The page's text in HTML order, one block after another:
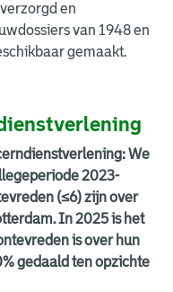
en
van 1948 en
gemaakt.
We
2023-
(≤6) zijn over
In 2025 is het
is over hun
gedaald ten opzichte